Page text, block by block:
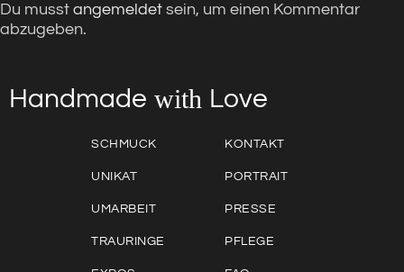
Du musst angemeldet sein, um einen Kommentar
abzugeben.
Handmade with Love
SCHMUCK
UNIKAT
UMARBEIT
TRAURINGE
KONTAKT
PORTRAIT
PRESSE
PFLEGE